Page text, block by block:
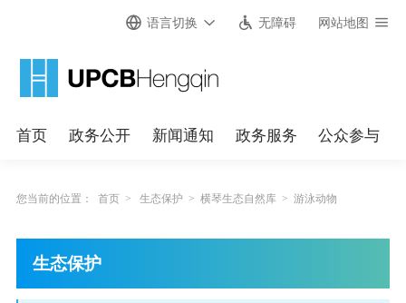
语言切换 无障碍 网站地图
首页 政务公开 新闻通知 政务服务 公众参与
您当前的位置： 首页 > 生态保护 > 横琴生态自然库 > 游泳动物
生态保护